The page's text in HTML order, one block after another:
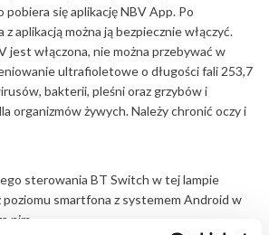
się aplikację NBV App. Po
aplikacją można ją bezpiecznie włączyć.
jest włączona, nie można przebywać w
ultrafioletowe o długości fali 253,7
bakterii, pleśni oraz grzybów i
organizmów żywych. Należy chronić oczy i
sterowania BT Switch w tej lampie
poziomu smartfona z systemem Android w
nim.